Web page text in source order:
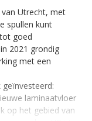
Utrecht, met
spullen kunt
goed
2021 grondig
met een
laminaatvloer
op het gebied van